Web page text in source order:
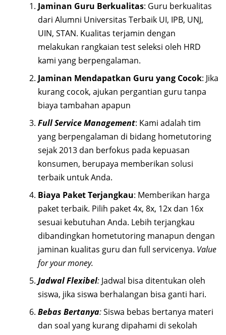
Jaminan Guru Berkualitas: Guru berkualitas
dari Alumni Universitas Terbaik UI, IPB, UNJ,
UIN, STAN. Kualitas terjamin dengan
melakukan rangkaian test seleksi oleh HRD
kami yang berpengalaman.
Jaminan Mendapatkan Guru yang Cocok: Jika
kurang cocok, ajukan pergantian guru tanpa
biaya tambahan apapun
Full Service Management: Kami adalah tim
yang berpengalaman di bidang hometutoring
sejak 2013 dan berfokus pada kepuasan
konsumen, berupaya memberikan solusi
terbaik untuk Anda.
Biaya Paket Terjangkau: Memberikan harga
paket terbaik. Pilih paket 4x, 8x, 12x dan 16x
sesuai kebutuhan Anda. Lebih terjangkau
dibandingkan hometutoring manapun dengan
jaminan kualitas guru dan full servicenya. Value
for your money.
Jadwal Flexibel: Jadwal bisa ditentukan oleh
siswa, jika siswa berhalangan bisa ganti hari.
Bebas Bertanya:Siswa bebas bertanya materi
dan soal yang kurang dipahami di sekolah